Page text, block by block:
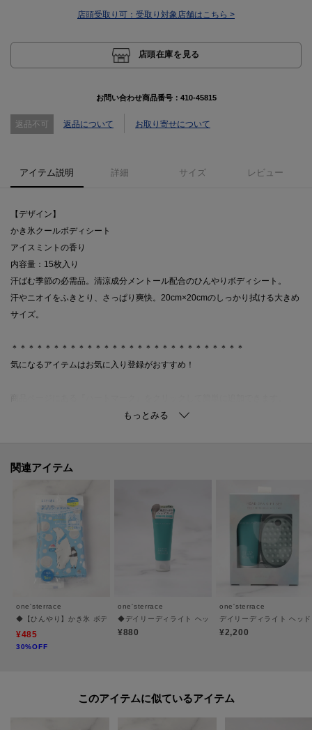
店頭受取り可： 受取り対象店舗はこちら >
店頭在庫を見る
お問い合わせ商品番号： 410-45815
返品不可 返品について お取り寄せについて
アイテム説明 詳細 サイズ レビュー
【デザイン】
かき氷クールボディシート
アイスミントの香り
内容量：15枚入り
汗ばむ季節の必需品。清涼成分メントール配合のひんやりボディシート。
汗やニオイをふきとり、さっぱり爽快。20cm×20cmのしっかり拭ける大きめ
サイズ。
＊＊＊＊＊＊＊＊＊＊＊＊＊＊＊＊＊＊＊＊＊＊＊＊＊＊＊＊
気になるアイテムはお気に入り登録がおすすめ！
＊＊＊＊＊＊＊＊＊＊＊＊＊＊＊＊＊＊＊＊＊＊＊＊＊＊＊＊
※照明の関係により、実際よりも色味が違って見える場合があります。ま
た、パソコン・スマートフォンなどの環境により、若干製品と画像のカラー
が異なる場合もございます。
関連アイテム
one'sterrace
◆【ひんやり】かき氷 ボディシートタオル
¥485
30%OFF
one'sterrace
◆デイリーディライト ヘッドクレンズミニ
¥880
one'sterrace
デイリーディライト ヘッ
¥2,200
このアイテムに似ているアイテム